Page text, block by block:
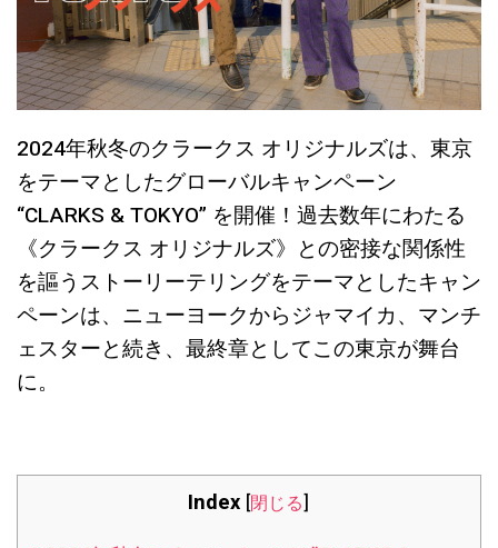
2024年秋冬のクラークス オリジナルズは、東京
をテーマとしたグローバルキャンペーン
“CLARKS & TOKYO” を開催！過去数年にわたる
《クラークス オリジナルズ》との密接な関係性
を謳うストーリーテリングをテーマとしたキャン
ペーンは、ニューヨークからジャマイカ、マンチ
ェスターと続き、最終章としてこの東京が舞台
に。
Index [閉じる]